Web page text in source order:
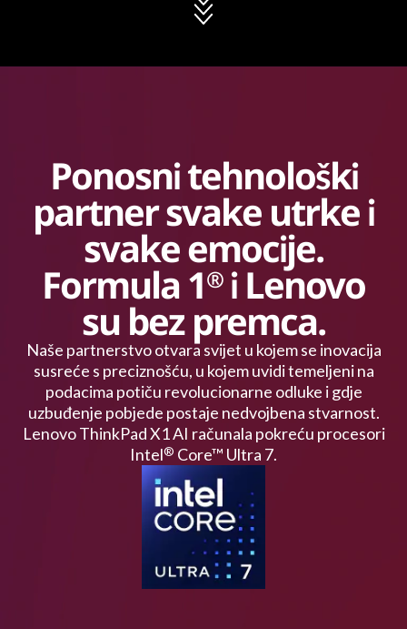
Ponosni tehnološki
partner svake utrke i
svake emocije.
Formula 1®i Lenovo
su bez premca.
Naše partnerstvo otvara svijet u kojem se inovacija
susreće s preciznošću, u kojem uvidi temeljeni na
podacima potiču revolucionarne odluke i gdje
uzbuđenje pobjede postaje nedvojbena stvarnost.
Lenovo ThinkPad X1 AI računala pokreću procesori
Intel® Core™ Ultra 7.